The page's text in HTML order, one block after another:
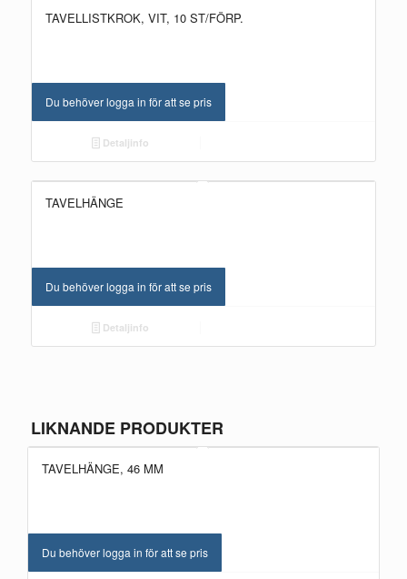
TAVELLISTKROK, VIT, 10 ST/FÖRP.
Du behöver logga in för att se pris
Detaljinfo
TAVELHÄNGE
Du behöver logga in för att se pris
Detaljinfo
LIKNANDE PRODUKTER
TAVELHÄNGE, 46 MM
Du behöver logga in för att se pris